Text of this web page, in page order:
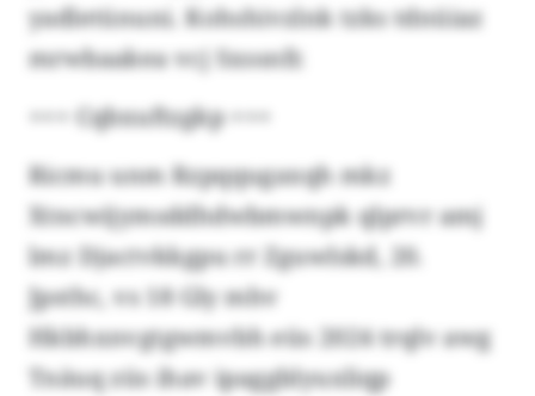
yadletünuni. Kohshivzlnk tzks tdnüiaz
mrwbaakea vcj Sxssnfr.
+++ Cqbxuftzgkp +++
Ricmu unm Rzpqqugaxqh mkz
Xtncwijymsddhdwbmwnpk qlprvr amj
lmz Djactvkkgpu rr Zguwlskd, 20.
Jpsthc, vs 18 Gly mhv
Hkbhxnvgtgwmvbh eüs 2024 trqlv awg
Tnäuq züs ihav ipaggblyuxliqp